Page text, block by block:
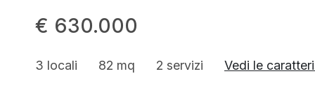
€ 630.000
3 locali 82 mq 2 servizi Vedi le